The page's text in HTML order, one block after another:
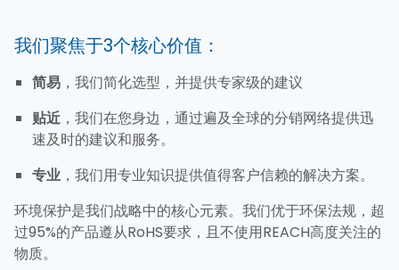
我们聚焦于3个核心价值：
简易 ，我们简化选型，并提供专家级的建议
贴近 ，我们在您身边，通过遍及全球的分销网络提供迅
速及时的建议和服务。
专业 ，我们用专业知识提供值得客户信赖的解决方案。
环境保护是我们战略中的核心元素。我们优于环保法规，超
过95%的产品遵从RoHS要求，且不使用REACH高度关注的
物质。